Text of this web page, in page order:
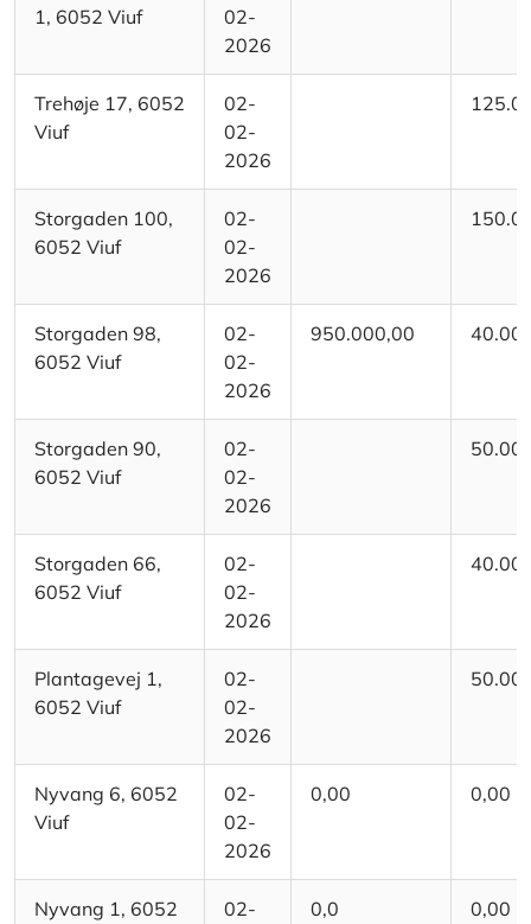
1, 6052 Viuf
02-
2026
Trehøje 17, 6052
Viuf
02-
02-
2026
Storgaden 100,
6052 Viuf
02-
02-
2026
Storgaden 98,
6052 Viuf
02-
02-
2026
950.000,00
Storgaden 90,
6052 Viuf
02-
02-
2026
Storgaden 66,
6052 Viuf
02-
02-
2026
Plantagevej 1,
6052 Viuf
02-
02-
2026
Nyvang 6, 6052
Viuf
02-
02-
2026
0,00 0,00
Nyvang 1, 6052
02-
0,0 0,00